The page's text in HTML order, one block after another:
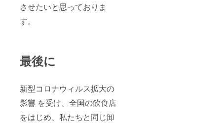
させたいと思っておりま
す。
最後に
新型コロナウィルス拡大の
影響 を受け、全国の飲食店
をはじめ、私たちと同じ卸